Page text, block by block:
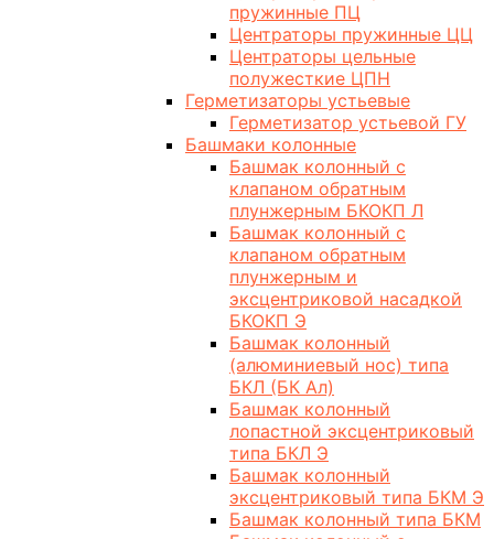
пружинные ПЦ
Центраторы пружинные ЦЦ
Центраторы цельные
полужесткие ЦПН
Герметизаторы устьевые
Герметизатор устьевой ГУ
Башмаки колонные
Башмак колонный с
клапаном обратным
плунжерным БКОКП Л
Башмак колонный с
клапаном обратным
плунжерным и
эксцентриковой насадкой
БКОКП Э
Башмак колонный
(алюминиевый нос) типа
БКЛ (БК Ал)
Башмак колонный
лопастной эксцентриковый
типа БКЛ Э
Башмак колонный
эксцентриковый типа БКМ Э
Башмак колонный типа БКМ